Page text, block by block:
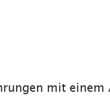
mit einem